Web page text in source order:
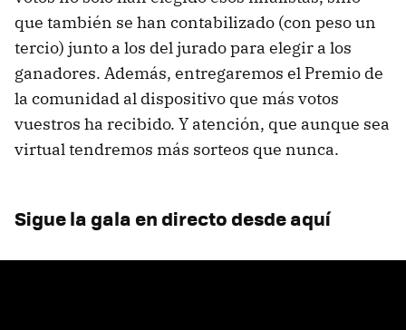
que también se han contabilizado (con peso un
tercio) junto a los del jurado para elegir a los
ganadores. Además, entregaremos el Premio de
la comunidad al dispositivo que más votos
vuestros ha recibido. Y atención, que aunque sea
virtual tendremos más sorteos que nunca.
Sigue la gala en directo desde aquí